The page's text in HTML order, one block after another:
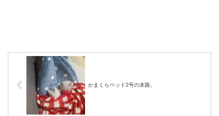
かまくらベッド2号の末路。